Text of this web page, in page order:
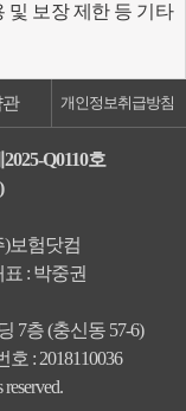
보장 제한 등 기타
개인정보취급방침
Q0110호
)보험닷컴
표 : 박중권
7층 (충신동 57-6)
: 2018110036